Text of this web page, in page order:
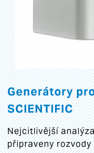
Generátory
SCIENTIFIC
Nejcitlivější
připraveny